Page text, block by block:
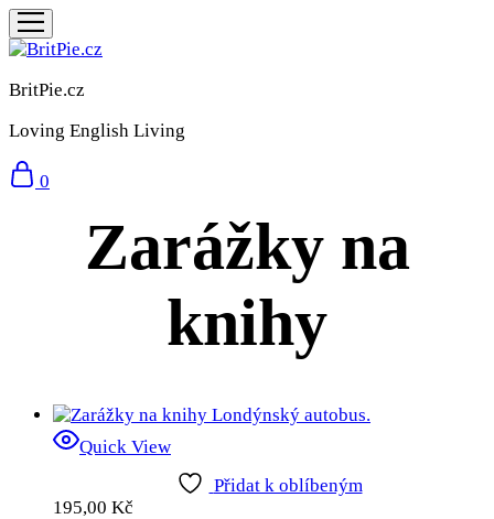
BritPie.cz
Loving English Living
0
Zarážky na
knihy
Quick View
Přidat k oblíbeným
195,00 Kč